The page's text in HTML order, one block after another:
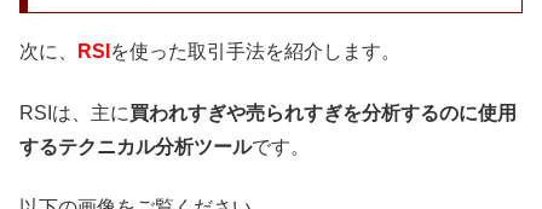
次に、 RSI を使った取引手法を紹介します。
RSIは、主に買われすぎや売られすぎを分析するのに使用
するテクニカル分析ツールです。